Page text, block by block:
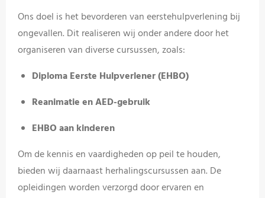
Onsdoel is hetbevorderenvaneerstehulpverlening bij
ongevallen. Ditrealiserenwijonderanderedoorhet
organiserenvandiversecursussen,zoals:
DiplomaEerste Hulpverlener (EHBO)
ReanimatieenAED-gebruik
EHBOaankinderen
Omdekennisenvaardighedenoppeiltehouden,
biedenwijdaarnaastherhalingscursussenaan. De
opleidingenwordenverzorgddoorervarenen